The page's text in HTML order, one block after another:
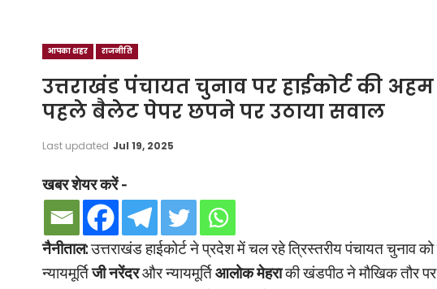
आपका शहर राजनीति
उत्तराखंड पंचायत चुनाव पर हाईकोर्ट की
पहले बैलेट पेपर छपने पर उठाया सवाल
Last updated Jul 19, 2025
खबर शेयर करें -
नैनीताल:उत्तराखंड हाईकोर्ट ने प्रदेश में चल रहे त्रिस्तरीय पंचायत चुनाव
न्यायमूर्तिजी नरेंदरऔर न्यायमूर्ति आलोक मेहराकी खंडपीठ ने मौखिक तौर पर